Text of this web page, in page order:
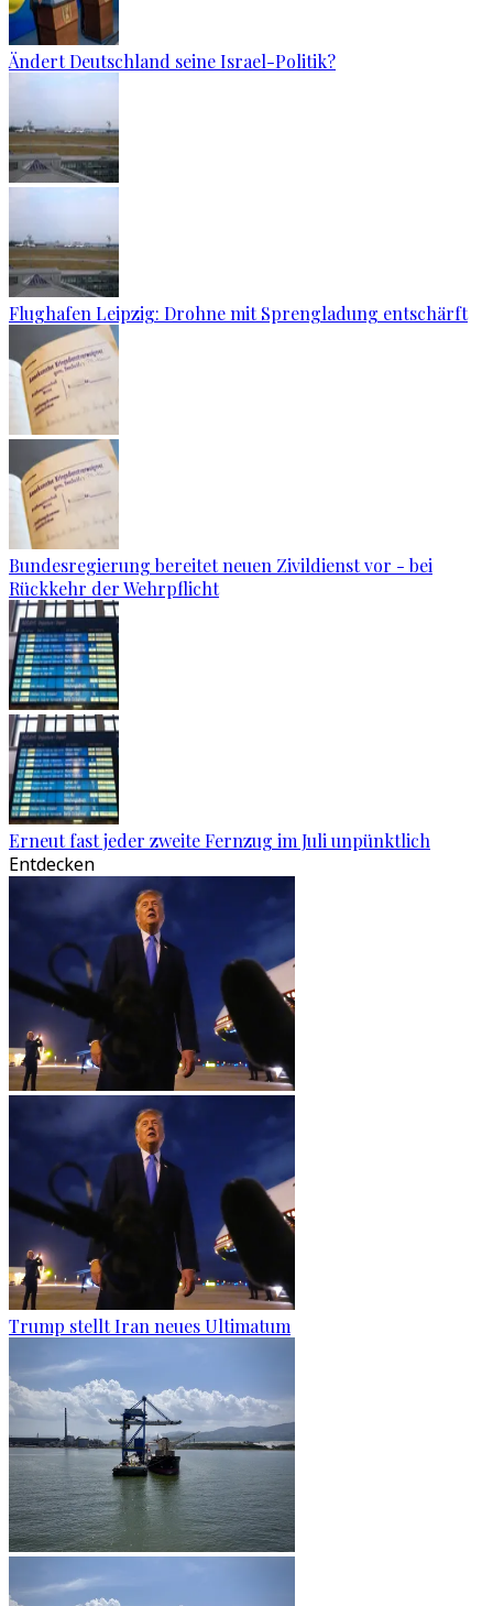
Ändert Deutschland seine Israel-Politik?
Flughafen Leipzig: Drohne mit Sprengladung entschärft
Bundesregierung bereitet neuen Zivildienst vor - bei
Rückkehr der Wehrpflicht
Erneut fast jeder zweite Fernzug im Juli unpünktlich
Entdecken
Trump stellt Iran neues Ultimatum